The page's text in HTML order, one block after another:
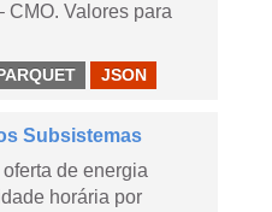
CMO. Valores para
JSON
Subsistemas
de energia
horária por